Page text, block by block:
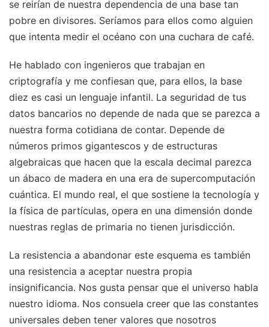
se reirían de nuestra dependencia de una base tan
pobre en divisores. Seríamos para ellos como alguien
que intenta medir el océano con una cuchara de café.
He hablado con ingenieros que trabajan en
criptografía y me confiesan que, para ellos, la base
diez es casi un lenguaje infantil. La seguridad de tus
datos bancarios no depende de nada que se parezca a
nuestra forma cotidiana de contar. Depende de
números primos gigantescos y de estructuras
algebraicas que hacen que la escala decimal parezca
un ábaco de madera en una era de supercomputación
cuántica. El mundo real, el que sostiene la tecnología y
la física de partículas, opera en una dimensión donde
nuestras reglas de primaria no tienen jurisdicción.
La resistencia a abandonar este esquema es también
una resistencia a aceptar nuestra propia
insignificancia. Nos gusta pensar que el universo habla
nuestro idioma. Nos consuela creer que las constantes
universales deben tener valores que nosotros